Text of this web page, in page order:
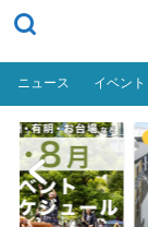
ニュース イベント